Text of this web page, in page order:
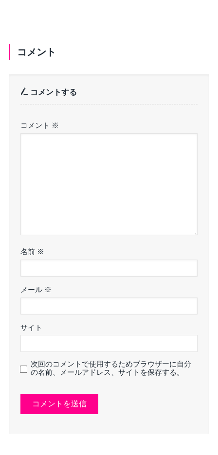
コメント
コメントする
コメント ※
名前 ※
メール ※
サイト
次回のコメントで使用するためブラウザーに自分
の名前、メールアドレス、サイトを保存する。